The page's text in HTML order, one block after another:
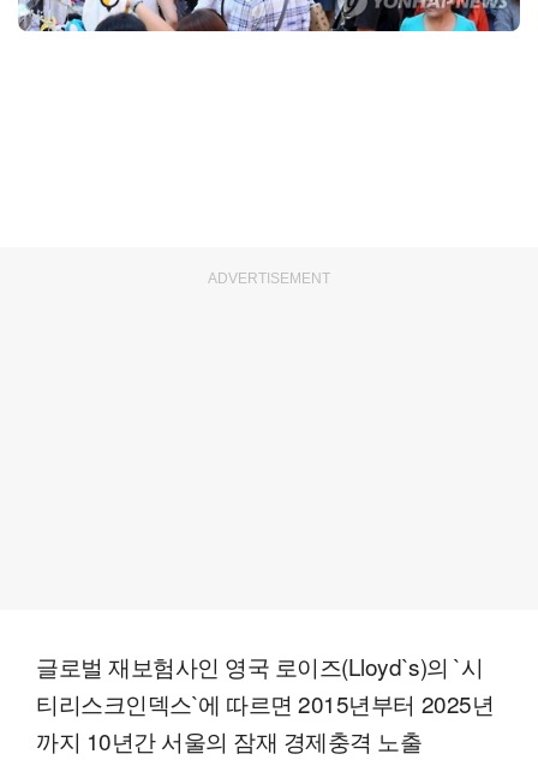
ADVERTISEMENT
글로벌 재보험사인 영국 로이즈(Lloyd`s)의 `시
티리스크인덱스`에 따르면 2015년부터 2025년
까지 10년간 서울의 잠재 경제충격 노출